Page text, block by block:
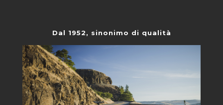
Dal 1952, sinonimo di qualità